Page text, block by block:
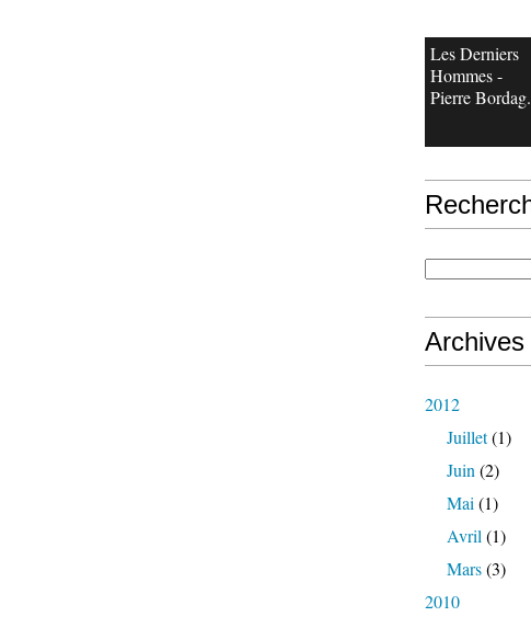
Les Derniers
Hommes -
Pierre
Archives
2012
Juillet(1)
Juin (2)
Mai (1)
Avril (1)
Mars(3)
2010